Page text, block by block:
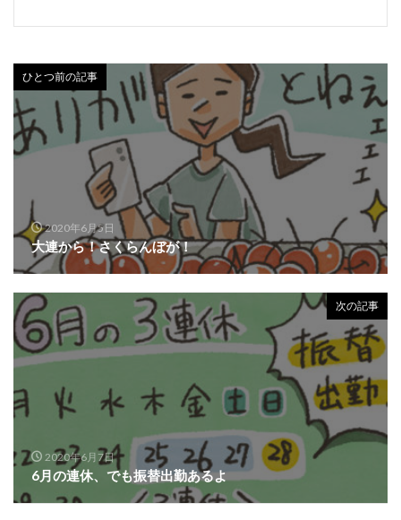
ひとつ前の記事
2020年6月5日
大連から！さくらんぼが！
次の記事
2020年6月7日
6月の連休、でも振替出勤あるよ